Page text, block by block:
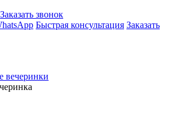
Заказать звонок
Быстрая консультация Заказать
вечеринки